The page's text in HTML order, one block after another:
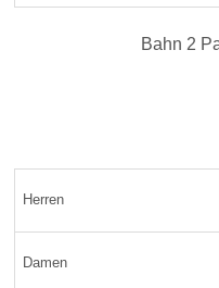
Bahn 2
Herren
Damen